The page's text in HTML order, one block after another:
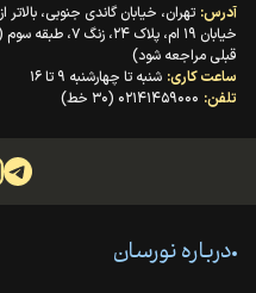
آدرس: تهران، خیابان گاندی جنوبی،
خیابان ۱۹ ام، پلاک
قبلی مراجعه شود)
ساعت کاری: شنبه تا چهارشنبه ۹ تا ۱۶
تلفن: ۰۲۱۴۱۴۵۹۰۰۰ (۳۰ خط)
درباره نورسان